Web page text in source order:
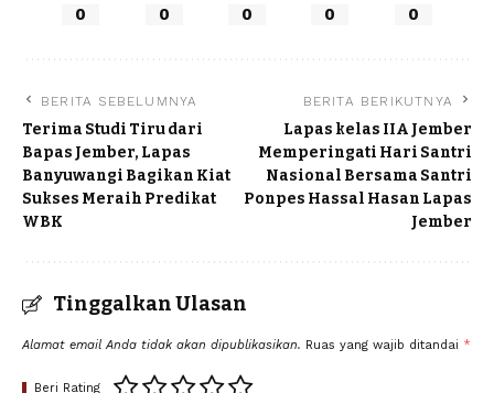
0 0 0 0 0
BERITA SEBELUMNYA
Terima Studi Tiru dari
Bapas Jember, Lapas
Banyuwangi Bagikan Kiat
Sukses Meraih Predikat
WBK
BERITA BERIKUTNYA
Lapas kelas IIA Jember
Memperingati Hari Santri
Nasional Bersama Santri
Ponpes Hassal Hasan Lapas
Jember
Tinggalkan Ulasan
Alamat email Anda tidak akan dipublikasikan. Ruas yang wajib ditandai *
Beri Rating